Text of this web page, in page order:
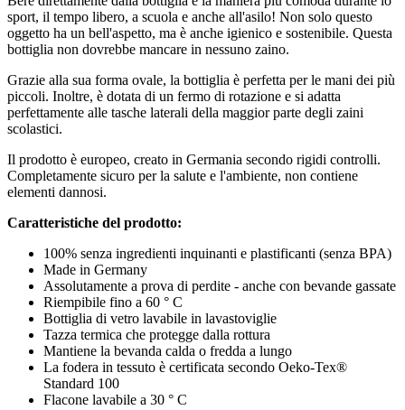
sport, il tempo libero, a scuola e anche all'asilo! Non solo questo
oggetto ha un bell'aspetto, ma è anche igienico e sostenibile. Questa
bottiglia non dovrebbe mancare in nessuno zaino.
Grazie alla sua forma ovale, la bottiglia è perfetta per le mani dei più
piccoli. Inoltre, è dotata di un fermo di rotazione e si adatta
perfettamente alle tasche laterali della maggior parte degli zaini
scolastici.
Il prodotto è europeo, creato in Germania secondo rigidi controlli.
Completamente sicuro per la salute e l'ambiente, non contiene
elementi dannosi.
Caratteristiche del prodotto:
100% senza ingredienti inquinanti e plastificanti (senza BPA)
Made in Germany
Assolutamente a prova di perdite - anche con bevande gassate
Riempibile fino a 60 ° C
Bottiglia di vetro lavabile in lavastoviglie
Tazza termica che protegge dalla rottura
Mantiene la bevanda calda o fredda a lungo
La fodera in tessuto è certificata secondo Oeko-Tex®
Standard 100
Flacone lavabile a 30 ° C